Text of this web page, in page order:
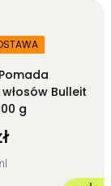
Pomada
Bulleit
Punch 500 g